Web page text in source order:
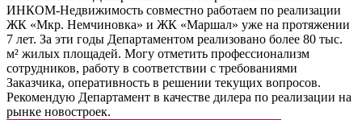
ИНКОМ-Недвижимость совместно работаем по реализации
ЖК «Мкр. Немчиновка» и ЖК «Маршал» уже на протяжении
7 лет. За эти годы Департаментом реализовано более 80 тыс.
м² жилых площадей. Могу отметить профессионализм
сотрудников, работу в соответствии с требованиями
Заказчика, оперативность в решении текущих вопросов.
Рекомендую Департамент в качестве дилера по реализации на
рынке новостроек.